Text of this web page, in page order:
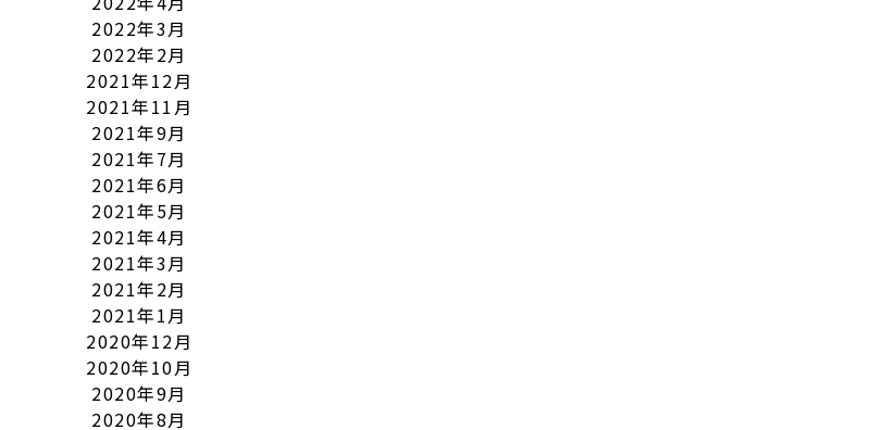
2022年3月
2022年2月
2021年12月
2021年11月
2021年9月
2021年7月
2021年6月
2021年5月
2021年4月
2021年3月
2021年2月
2021年1月
2020年12月
2020年10月
2020年9月
2020年8月